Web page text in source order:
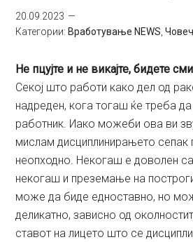
20.09.2023
Категории: Вработување NEWS ,
Не пцујте и не викајте, бидете
Секој што работи како дел од
надреден, кога тогаш ќе треба да
работник. Иако можеби ова ви
мислам дисциплинирањето сепак
неопходно. Некогаш е доволен
некогаш и преземање на
може да биде едноставно, но
деликатно, зависно од
ставот на лицето што се